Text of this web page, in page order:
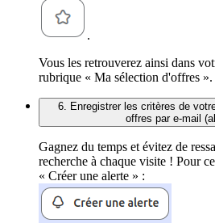
.
Vous les retrouverez ainsi dans
rubrique « Ma sélection d'offres ».
6. Enregistrer les critères de
offres par e-mail
Gagnez du temps et évitez de
recherche à chaque visite ! Pour
« Créer une alerte » :